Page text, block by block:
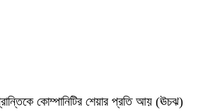
কোম্পানিটির শেয়ার প্রতি আয় (ঊচঝ)